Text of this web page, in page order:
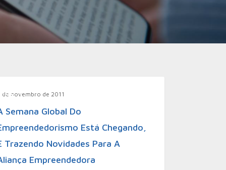
de novembro de 2011
Semana Global Do
Está Chegando,
Trazendo Novidades Para A
Empreendedora